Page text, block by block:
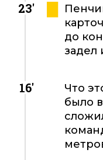
23'
до
задел
16'
Что
было